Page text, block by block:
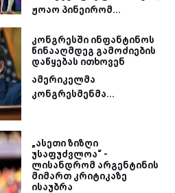
ჟოაო პინეირომ...
კონგრესში ინფანტინოს
წინააღმდეგ გამოძიების
დაწყებას ითხოვენ
ამერიკელმა
კონგრესმენმა...
„ასეთი ზიზღი
უსაფუძვლოა“ -
ლისანდრომ არგენტინის
მიმართ კრიტიკაზე
ისაუბრა